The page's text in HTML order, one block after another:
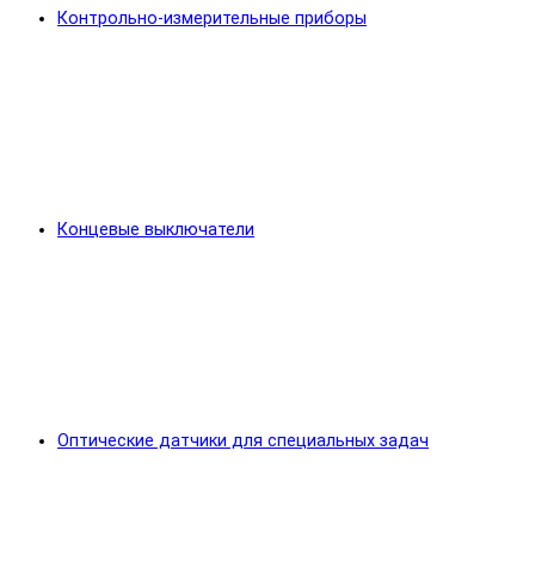
Контрольно-измерительные приборы
Концевые выключатели
Оптические датчики для специальных задач